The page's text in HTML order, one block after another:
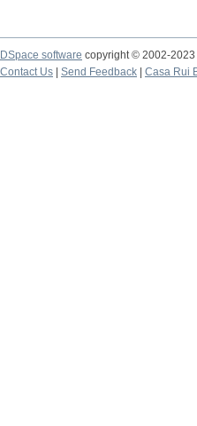
DSpace software copyright © 2002-2023
Contact Us
Send Feedback Casa Rui